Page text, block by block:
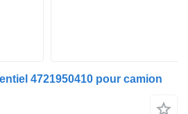
4721950410 pour camion